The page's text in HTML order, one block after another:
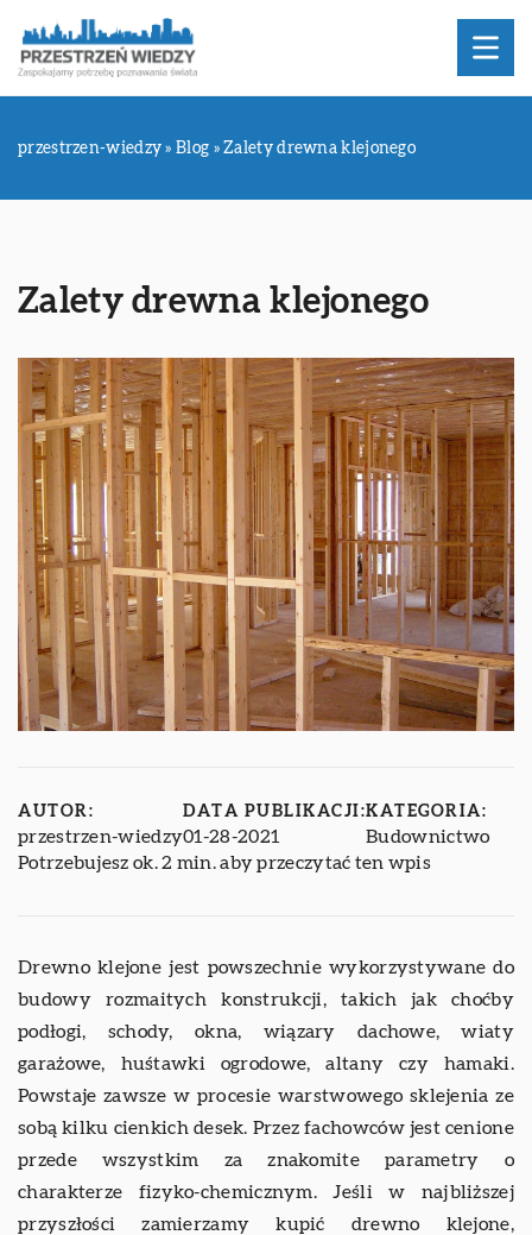
przestrzen-wiedzy »Blog »Zalety drewna klejonego
Zalety drewna klejonego
AUTOR:
przestrzen-wiedzy
DATA PUBLIKACJI:
01-28-2021
KATEGORIA:
Budownictwo
Potrzebujesz ok. 2 min. aby przeczytać ten wpis
Drewno klejone jest powszechnie wykorzystywane do
budowy rozmaitych konstrukcji, takich jak choćby
podłogi, schody, okna, wiązary dachowe, wiaty
garażowe, huśtawki ogrodowe, altany czy hamaki.
Powstaje zawsze w procesie warstwowego sklejenia ze
sobą kilku cienkich desek. Przez fachowców jest cenione
przede wszystkim za znakomite parametry o
charakterze fizyko-chemicznym. Jeśli w najbliższej
przyszłości zamierzamy kupić drewno klejone,